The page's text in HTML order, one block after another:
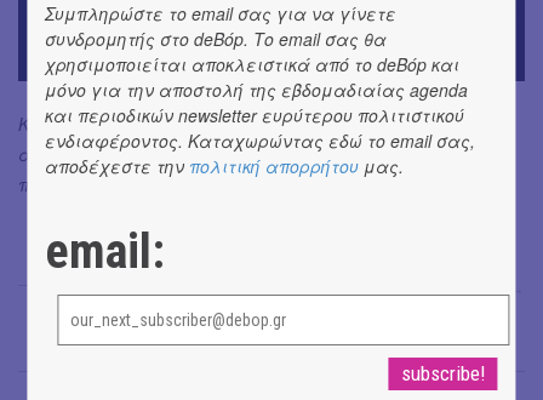
Κι επειδή στην τελευταία μας ερώτηση ο Christian ήταν
αρκετά λακωνικός πατήστεεδώγια να διαβάσετε τα
πάντα για την εμφάνισή του στο Άλσος!
Συμπληρώστε το email σας για να γίνετε
συνδρομητής στο deBόp. Το email σας θα
χρησιμοποιείται αποκλειστικά από το deBόp και
μόνο για την αποστολή της εβδομαδιαίας agenda
και περιοδικών newsletter ευρύτερου πολιτιστικού
ενδιαφέροντος. Καταχωρώντας εδώ το email σας,
αποδέχεστε την πολιτική απορρήτου μας.
email: